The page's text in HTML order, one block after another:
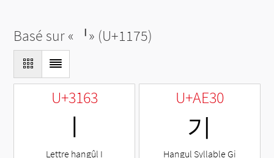
Basé sur « ᅵ» (U+1175)
U+3163
ㅣ
Lettre hangûl I
U+AE30
기
Hangul Syllable Gi